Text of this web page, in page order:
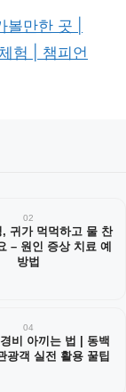
만한 곳 |
험 | 챔피언
02
, 귀가 먹먹하고 물 찬
– 원인 증상 치료 예
방법
04
비 아끼는 법 | 동백
광객 실전 활용 꿀팁